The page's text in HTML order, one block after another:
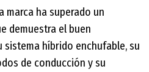
marca ha superado un
demuestra el buen
híbrido enchufable, su
de conducción y su